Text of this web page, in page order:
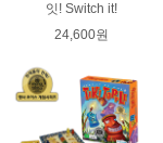
잇! Switch it!
24,600원